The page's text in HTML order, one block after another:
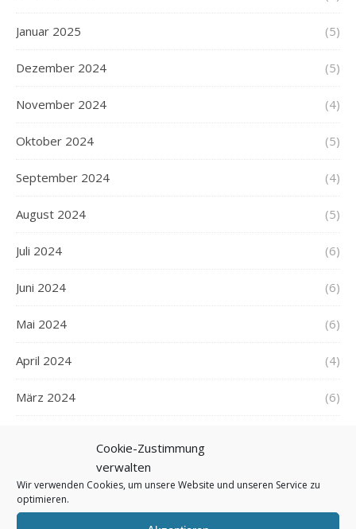
Cookie-Zustimmung
verwalten
Wir verwenden Cookies, um unsere Website und unseren Service zu
optimieren.
Januar 2025 (5)
Dezember 2024 (5)
November 2024 (4)
Oktober 2024 (5)
September 2024 (4)
August 2024 (5)
Juli 2024 (6)
Juni 2024 (6)
Mai 2024 (6)
April 2024 (4)
März 2024 (6)
Dezember 2023